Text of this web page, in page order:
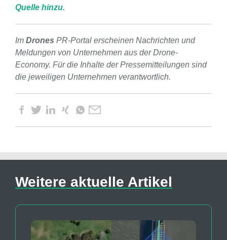
Quelle hinzu.
Im Drones PR-Portal erscheinen Nachrichten und
Meldungen von Unternehmen aus der Drone-
Economy. Für die Inhalte der Pressemitteilungen sind
die jeweiligen Unternehmen verantwortlich.
Weitere aktuelle Artikel